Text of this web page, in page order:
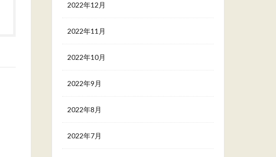
2022年12月
2022年11月
2022年10月
2022年9月
2022年8月
2022年7月